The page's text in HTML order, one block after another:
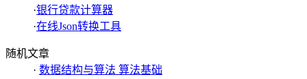
·银行贷款计算器
·在线Json转换工具
随机文章
· 数据结构与算法 算法基础